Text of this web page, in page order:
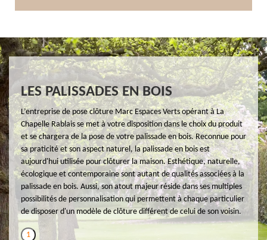
LES PALISSADES EN BOIS
L’entreprise de pose clôture Marc Espaces Verts opérant à La
Chapelle Rablais se met à votre disposition dans le choix du produit
et se chargera de la pose de votre palissade en bois. Reconnue pour
sa praticité et son aspect naturel, la palissade en bois est
aujourd'hui utilisée pour clôturer la maison. Esthétique, naturelle,
écologique et contemporaine sont autant de qualités associées à la
palissade en bois. Aussi, son atout majeur réside dans ses multiples
possibilités de personnalisation qui permettent à chaque particulier
de disposer d'un modèle de clôture différent de celui de son voisin.
1